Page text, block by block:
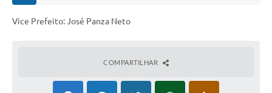
SEBRAE Aqui
Chamamento Público 2026
Memorial Santa Saustina
Vice Prefeito: José Panza Neto
COMPARTILHAR